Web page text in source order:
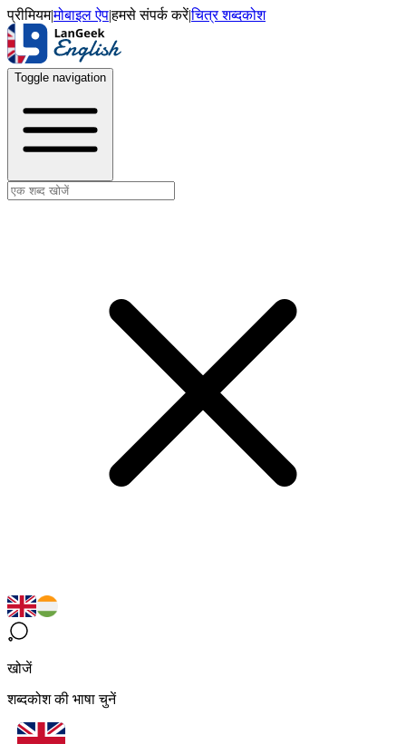
प्रीमियम|मोबाइल ऐप|हमसे संपर्क करें|चित्र शब्दकोश
Toggle navigation
खोजें
शब्दकोश की भाषा चुनें